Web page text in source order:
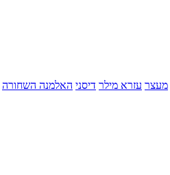
מעצר עזרא מילר דיסני האלמנה השחורה